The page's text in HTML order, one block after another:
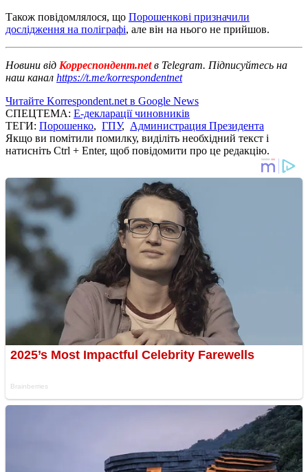
Також повідомлялося, що Порошенкові призначили
дослідження на поліграфі, але він на нього не прийшов.
Новини від Корреспондент.netв Telegram. Підписуйтесь на
наш канал https://t.me/korrespondentnet
Читайте Korrespondent.net в Google News
СПЕЦТЕМА: Е-декларації чиновників
ТЕГИ: Порошенко, ГПУ, Администрация Президента
Якщо ви помітили помилку, виділіть необхідний текст і
натисніть Ctrl + Enter, щоб повідомити про це редакцію.